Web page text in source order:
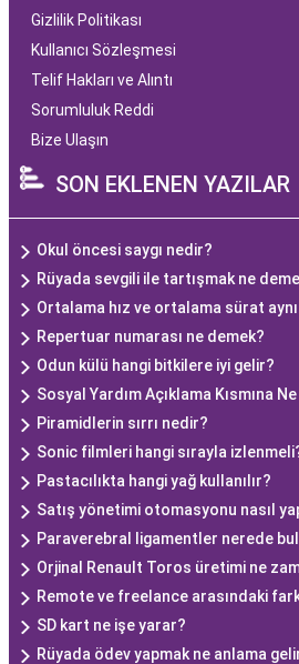
Gizlilik Politikası
Kullanıcı Sözleşmesi
Telif Hakları ve Alıntı
Sorumluluk Reddi
Bize Ulaşın
SON EKLENEN YAZILAR
Okul öncesi saygı nedir?
Rüyada sevgili ile tartışmak ne
Ortalama hız ve ortalama sürat
Repertuar numarası ne demek?
Odun külü hangi bitkilere iyi gelir?
Sosyal Yardım Açıklama Kısmına Ne
Piramidlerin sırrı nedir?
Sonic filmleri hangi sırayla
Pastacılıkta hangi yağ kullanılır?
Satış yönetimi otomasyonu nasıl
Paraverebral ligamentler nerede
Orjinal Renault Toros üretimi ne
Remote ve freelance arasındaki
SD kart ne işe yarar?
Rüyada ödev yapmak ne anlama